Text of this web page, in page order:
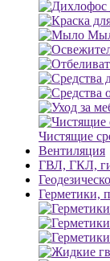
Чистящие
Вентиляция
ГВЛ, ГКЛ,
Герметики,